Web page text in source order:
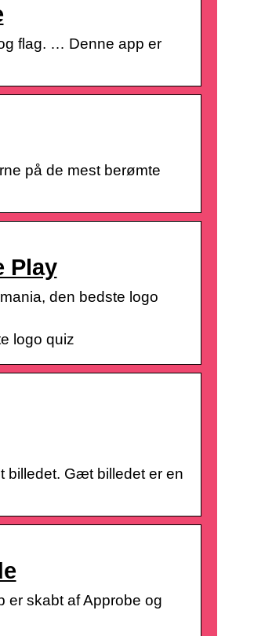
flag. … Denne app er
på de mest berømte
Play
den bedste logo
logo quiz
billedet. Gæt billedet er en
er skabt af Approbe og